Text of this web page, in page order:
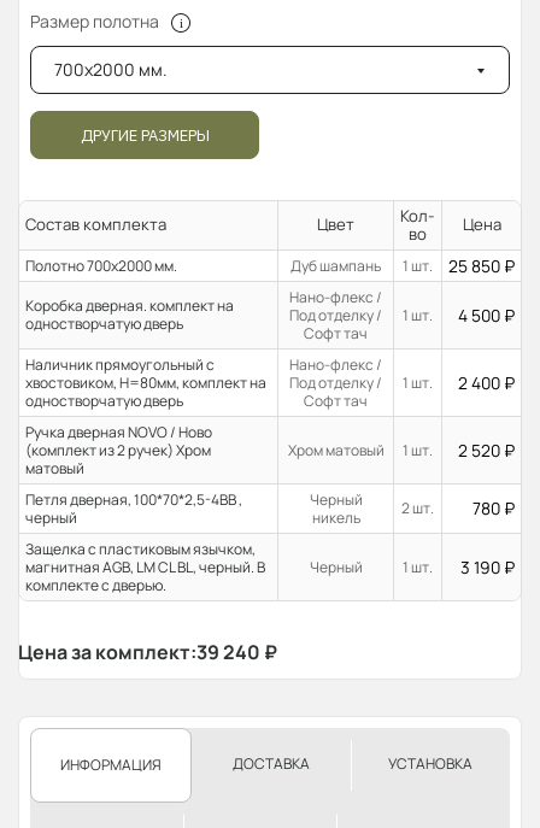
Размер полотна
700x2000 мм.
ДРУГИЕ РАЗМЕРЫ
Состав комплекта Цвет
Кол-
во
Цена
Полотно 700x2000 мм. Дуб шампань 1 шт. 25 850 ₽
Коробка дверная. комплект на
одностворчатую дверь
Нано-флекс /
Под отделку /
Софт тач
1 шт. 4 500 ₽
Наличник прямоугольный с
хвостовиком, H=80мм, комплект на
одностворчатую дверь
Нано-флекс /
Под отделку /
Софт тач
1 шт. 2 400 ₽
Ручка дверная NOVO / Ново
(комплект из 2 ручек) Хром
матовый
Хром матовый 1 шт. 2 520 ₽
Петля дверная, 100*70*2,5-4ВВ ,
черный
Черный
никель
2 шт. 780 ₽
Защелка с пластиковым язычком,
магнитная AGB, LM CL BL, черный. В
комплекте с дверью.
Черный 1 шт. 3 190 ₽
Цена за комплект:39 240 ₽
ИНФОРМАЦИЯ ДОСТАВКА УСТАНОВКА